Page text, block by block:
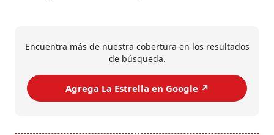
Encuentra más de nuestra cobertura en los resultados
de búsqueda.
Agrega La Estrella en Google ↗️